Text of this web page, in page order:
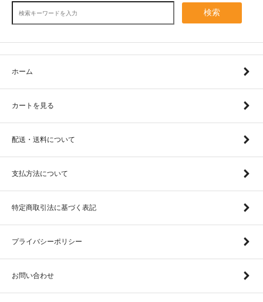
検索
ホーム
カートを見る
配送・送料について
支払方法について
特定商取引法に基づく表記
プライバシーポリシー
お問い合わせ